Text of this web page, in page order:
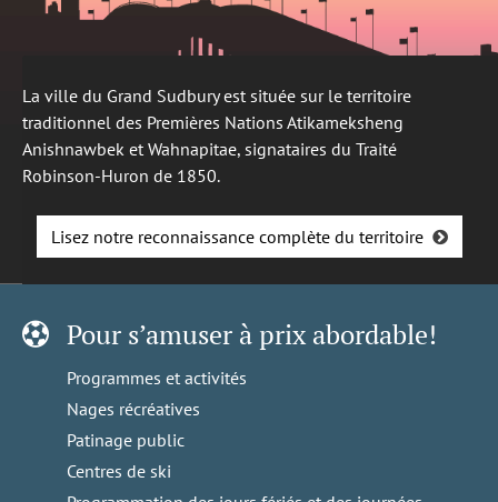
La ville du Grand Sudbury est située sur le territoire
traditionnel des Premières Nations Atikameksheng
Anishnawbek et Wahnapitae, signataires du Traité
Robinson-Huron de 1850.
Lisez notre reconnaissance complète du territoire
Pour s’amuser à prix abordable!
Programmes et activités
Nages récréatives
Patinage public
Centres de ski